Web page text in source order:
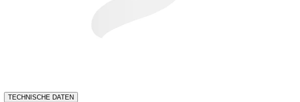
TECHNISCHE DATEN